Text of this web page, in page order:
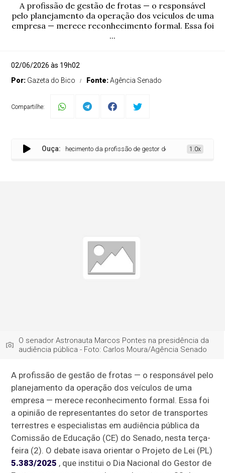
A profissão de gestão de frotas — o responsável
pelo planejamento da operação dos veículos de uma
empresa — merece reconhecimento formal. Essa foi
...
02/06/2026 às 19h02
Por: Gazeta do Bico Fonte:Agência Senado
Compartilhe:
Ouça:
reivindicam reconhecimento da profissão de gestor de frotas 1.0x
O senador Astronauta Marcos Pontes na presidência da
audiência pública - Foto: Carlos Moura/Agência Senado
A profissão de gestão de frotas — o responsável pelo
planejamento da operação dos veículos de uma
empresa — merece reconhecimento formal. Essa foi
a opinião de representantes do setor de transportes
terrestres e especialistas em audiência pública da
Comissão de Educação (CE) do Senado, nesta terça-
feira (2). O debate isava orientar o Projeto de Lei (PL)
5.383/2025 , que institui o Dia Nacional do Gestor de